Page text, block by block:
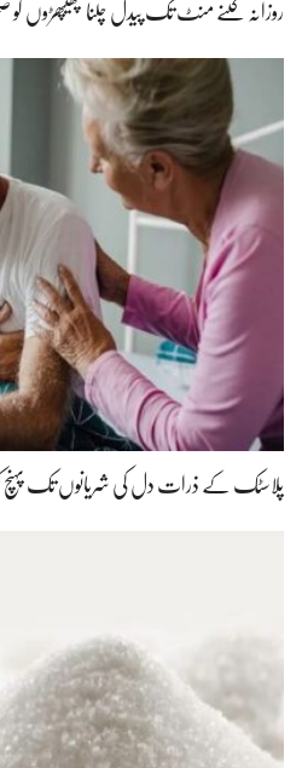
روزانہ کتنے منٹ تک پیدل چلنا پھیپھڑوں
پلاسٹک کے ذرات دل کی شریانوں تک